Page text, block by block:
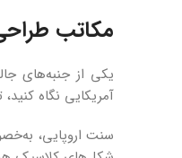
مکاتب طراحی:
یکی از جنبه‌های
آمریکایی نگاه
سنت اروپایی،